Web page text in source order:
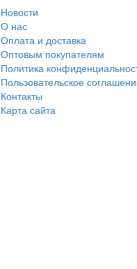
Новости
О нас
Оплата и доставка
Оптовым покупателям
Политика
Пользовательское
Контакты
Карта сайта